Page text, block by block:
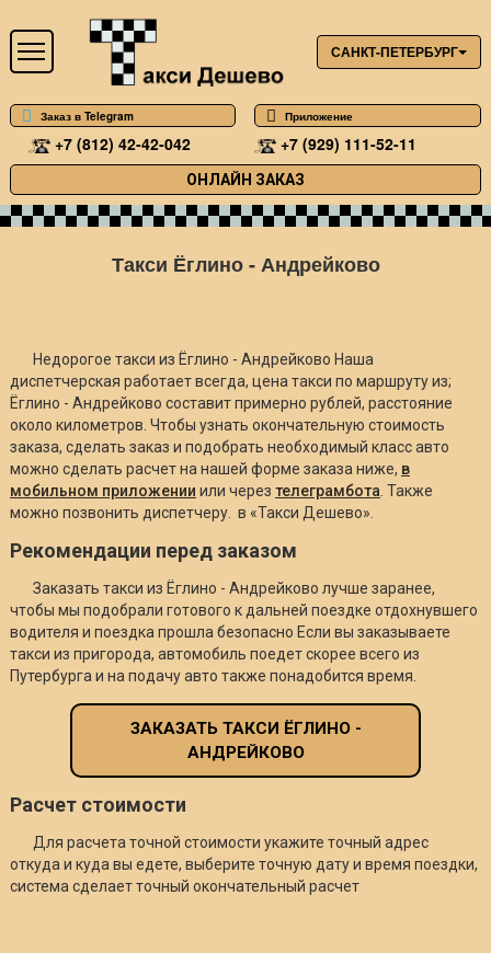
САНКТ-ПЕТЕРБУРГ
Заказ в Telegram Приложение
+7 (812) 42-42-042 +7 (929) 111-52-11
ОНЛАЙН ЗАКАЗ
Такси Ёглино - Андрейково
Недорогое такси из Ёглино - Андрейково Наша
диспетчерская работает всегда, цена такси по маршруту из;
Ёглино - Андрейково составит примерно рублей, расстояние
около километров. Чтобы узнать окончательную стоимость
заказа, сделать заказ и подобрать необходимый класс авто
можно сделать расчет на нашей форме заказа ниже, в
мобильном приложении или через телеграмбота . Также
можно позвонить диспетчеру. в «Такси Дешево».
Рекомендации перед заказом
Заказать такси из Ёглино - Андрейково лучше заранее,
чтобы мы подобрали готового к дальней поездке отдохнувшего
водителя и поездка прошла безопасно Если вы заказываете
такси из пригорода, автомобиль поедет скорее всего из
Путербурга и на подачу авто также понадобится время.
ЗАКАЗАТЬ ТАКСИ ЁГЛИНО -
АНДРЕЙКОВО
Расчет стоимости
Для расчета точной стоимости укажите точный адрес
откуда и куда вы едете, выберите точную дату и время поездки,
система сделает точный окончательный расчет